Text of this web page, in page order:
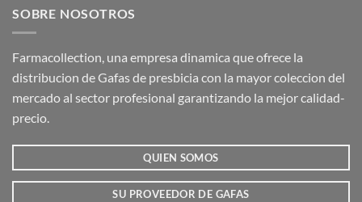
variantes.
opciones
se
elegir
de
producto
opciones
elegir
de
SOBRE NOSOTROS
Farmacollection, una empresa dinamica que ofrece la
distribucion de Gafas de presbicia con la mayor coleccion del
mercado al sector profesional garantizando la mejor calidad-
precio.
QUIEN SOMOS
SU PROVEEDOR DE GAFAS